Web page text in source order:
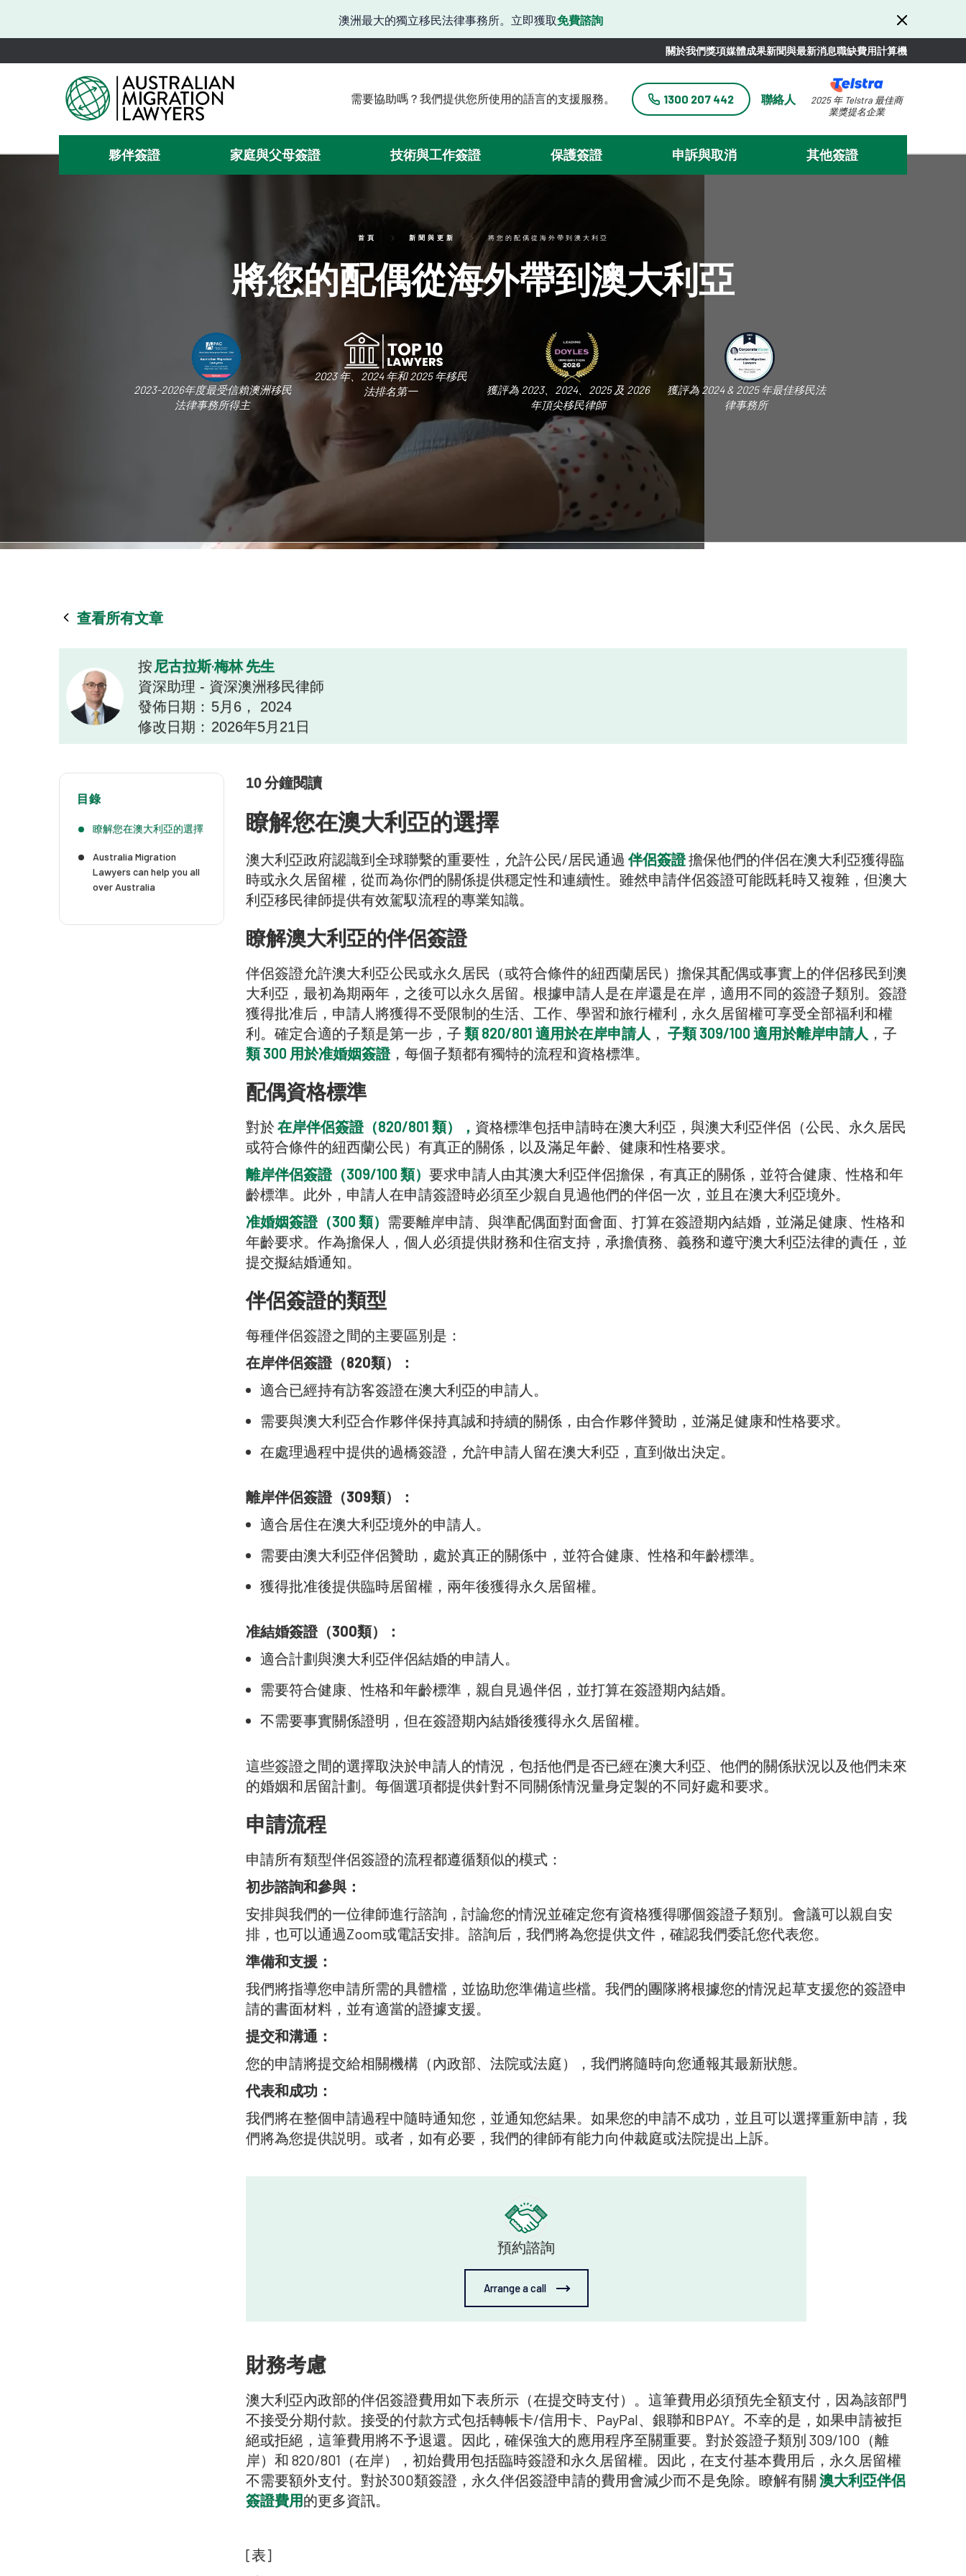
澳洲最大的獨立移民法律事務所。立即獲取免費諮詢
關於我們獎項媒體成果新聞與最新消息職缺費用計算機
需要協助嗎？我們提供您所使用的語言的支援服務。
請問需要協助嗎？我們提供中文服務。
需要簽證方面的協助嗎？我們可以提供西班牙語服務。
我們在此提供越南語支援。
1300 207 442 聯絡人
2025 年 Telstra 最佳商
業獎提名企業
夥伴簽證 家庭與父母簽證 技術與工作簽證 保護簽證 申訴與取消 其他簽證
首頁 新聞與更新 將您的配偶從海外帶到澳大利亞
將您的配偶從海外帶到澳大利亞
2023-2026年度最受信賴澳洲移民
法律事務所得主
2023 年、2024 年和 2025 年移民
法排名第一
獲評為 2023、2024、2025 及 2026
年頂尖移民律師
獲評為 2024 & 2025 年最佳移民法
律事務所
查看所有文章
按 尼古拉斯·梅林 先生
資深助理 - 資深澳洲移民律師
發佈日期： 5月6， 2024
修改日期： 2026年5月21日
目錄
瞭解您在澳大利亞的選擇
Australia Migration
Lawyers can help you all
over Australia
10分鐘閱讀
瞭解您在澳大利亞的選擇
澳大利亞政府認識到全球聯繫的重要性，允許公民/居民通過伴侶簽證擔保他們的伴侶在澳大利亞獲得臨
時或永久居留權，從而為你們的關係提供穩定性和連續性。雖然申請伴侶簽證可能既耗時又複雜，但澳大
利亞移民律師提供有效駕馭流程的專業知識。
瞭解澳大利亞的伴侶簽證
伴侶簽證允許澳大利亞公民或永久居民（或符合條件的紐西蘭居民）擔保其配偶或事實上的伴侶移民到澳
大利亞，最初為期兩年，之後可以永久居留。根據申請人是在岸還是在岸，適用不同的簽證子類別。簽證
獲得批准后，申請人將獲得不受限制的生活、工作、學習和旅行權利，永久居留權可享受全部福利和權
利。確定合適的子類是第一步，子 類 820/801 適用於在岸申請人 ， 子類 309/100 適用於離岸申請人 ，子
類 300 用於准婚姻簽證，每個子類都有獨特的流程和資格標準。
配偶資格標準
對於在岸伴侶簽證（820/801 類）， 資格標準包括申請時在澳大利亞，與澳大利亞伴侶（公民、永久居民
或符合條件的紐西蘭公民）有真正的關係，以及滿足年齡、健康和性格要求。
離岸伴侶簽證（309/100 類） 要求申請人由其澳大利亞伴侶擔保，有真正的關係，並符合健康、性格和年
齡標準。此外，申請人在申請簽證時必須至少親自見過他們的伴侶一次，並且在澳大利亞境外。
准婚姻簽證（300 類） 需要離岸申請、與準配偶面對面會面、打算在簽證期內結婚，並滿足健康、性格和
年齡要求。作為擔保人，個人必須提供財務和住宿支持，承擔債務、義務和遵守澳大利亞法律的責任，並
提交擬結婚通知。
伴侶簽證的類型
每種伴侶簽證之間的主要區別是：
在岸伴侶簽證（820類）：
適合已經持有訪客簽證在澳大利亞的申請人。
需要與澳大利亞合作夥伴保持真誠和持續的關係，由合作夥伴贊助，並滿足健康和性格要求。
在處理過程中提供的過橋簽證，允許申請人留在澳大利亞，直到做出決定。
離岸伴侶簽證（309類）：
適合居住在澳大利亞境外的申請人。
需要由澳大利亞伴侶贊助，處於真正的關係中，並符合健康、性格和年齡標準。
獲得批准後提供臨時居留權，兩年後獲得永久居留權。
准結婚簽證（300類）：
適合計劃與澳大利亞伴侶結婚的申請人。
需要符合健康、性格和年齡標準，親自見過伴侶，並打算在簽證期內結婚。
不需要事實關係證明，但在簽證期內結婚後獲得永久居留權。
這些簽證之間的選擇取決於申請人的情況，包括他們是否已經在澳大利亞、他們的關係狀況以及他們未來
的婚姻和居留計劃。每個選項都提供針對不同關係情況量身定製的不同好處和要求。
申請流程
申請所有類型伴侶簽證的流程都遵循類似的模式：
初步諮詢和參與：
安排與我們的一位律師進行諮詢，討論您的情況並確定您有資格獲得哪個簽證子類別。會議可以親自安
排，也可以通過Zoom或電話安排。諮詢后，我們將為您提供文件，確認我們委託您代表您。
準備和支援：
我們將指導您申請所需的具體檔，並協助您準備這些檔。我們的團隊將根據您的情況起草支援您的簽證申
請的書面材料，並有適當的證據支援。
提交和溝通：
您的申請將提交給相關機構（內政部、法院或法庭），我們將隨時向您通報其最新狀態。
代表和成功：
我們將在整個申請過程中隨時通知您，並通知您結果。如果您的申請不成功，並且可以選擇重新申請，我
們將為您提供説明。或者，如有必要，我們的律師有能力向仲裁庭或法院提出上訴。
預約諮詢
Arrange a call
財務考慮
澳大利亞內政部的伴侶簽證費用如下表所示（在提交時支付）。這筆費用必須預先全額支付，因為該部門
不接受分期付款。接受的付款方式包括轉帳卡/信用卡、PayPal、銀聯和BPAY。不幸的是，如果申請被拒
絕或拒絕，這筆費用將不予退還。因此，確保強大的應用程序至關重要。對於簽證子類別 309/100（離
岸）和 820/801（在岸），初始費用包括臨時簽證和永久居留權。因此，在支付基本費用后，永久居留權
不需要額外支付。對於300類簽證，永久伴侶簽證申請的費用會減少而不是免除。瞭解有關 澳大利亞伴侶
簽證費用的更多資訊。
[表]